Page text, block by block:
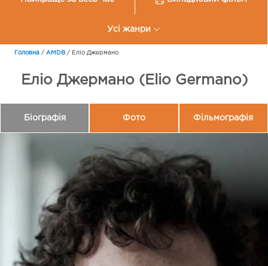
Усі жанри
Головна / AMDB / Еліо Джермано
Еліо Джермано (Elio Germano)
Біографія Фото Фільмографія